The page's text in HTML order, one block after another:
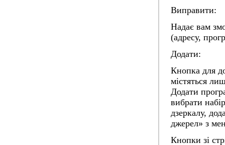
Виправити:
Надає вам
(адресу,
Додати:
Кнопка для
містяться
Додати
вибрати
дзеркалу,
джерел» з
Кнопки зі